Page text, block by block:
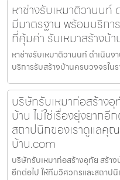
หาช่างรับเหมาติวานนท์
มีมาตรฐาน พร้อมบริกา
ที่คุ้มค่า รับเหมาสร้างบ้
หาช่างรับเหมาติวานนท์ ดำเนิน
บริการรับสร้างบ้านครบวงจรใน
บริษัทรับเหมาก่อสร้าง
บ้าน ไม่ใช่เรื่องยุ่งยากอี
สถาปนิกของเราดูแลคุ
บ้าน.com
บริษัทรับเหมาก่อสร้างอุทัย สร้าง
อีกต่อไป ให้ทีมวิศวกรและสถาป